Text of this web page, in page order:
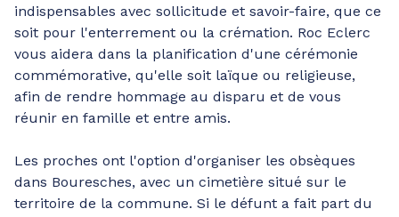
indispensables avec sollicitude et savoir-faire, que ce
soit pour l'enterrement ou la crémation. Roc Eclerc
vous aidera dans la planification d'une cérémonie
commémorative, qu'elle soit laïque ou religieuse,
afin de rendre hommage au disparu et de vous
réunir en famille et entre amis.
Les proches ont l'option d'organiser les obsèques
dans Bouresches, avec un cimetière situé sur le
territoire de la commune. Si le défunt a fait part du